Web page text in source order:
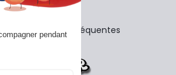
CGV
FAQ - Questions Fréquentes